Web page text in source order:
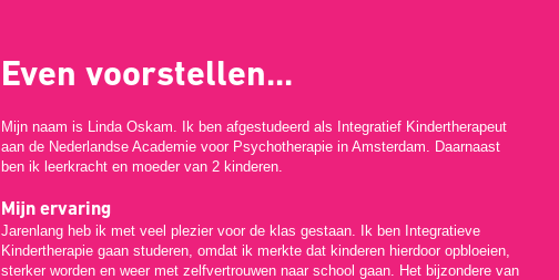
Even voorstellen...
Mijn naam is Linda Oskam. Ik ben afgestudeerd als Integratief Kindertherapeut
aan de Nederlandse Academie voor Psychotherapie in Amsterdam. Daarnaast
ben ik leerkracht en moeder van 2 kinderen.
Mijn ervaring
Jarenlang heb ik met veel plezier voor de klas gestaan. Ik ben Integratieve
Kindertherapie gaan studeren, omdat ik merkte dat kinderen hierdoor opbloeien,
sterker worden en weer met zelfvertrouwen naar school gaan. Het bijzondere van